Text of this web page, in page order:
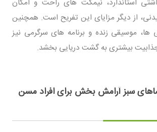
استاندارد، نیمکت های راحت و امکان
از دیگر مزایای این تفریح است. همچنین
موسیقی زنده و برنامه های سرگرمی نیز
جذابیت بیشتری به گشت دریایی بخشد.
سبز آرامش بخش برای افراد مسن